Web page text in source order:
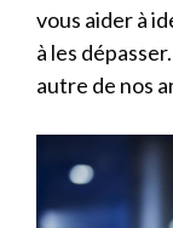
vous aider à
à les
autre de nos